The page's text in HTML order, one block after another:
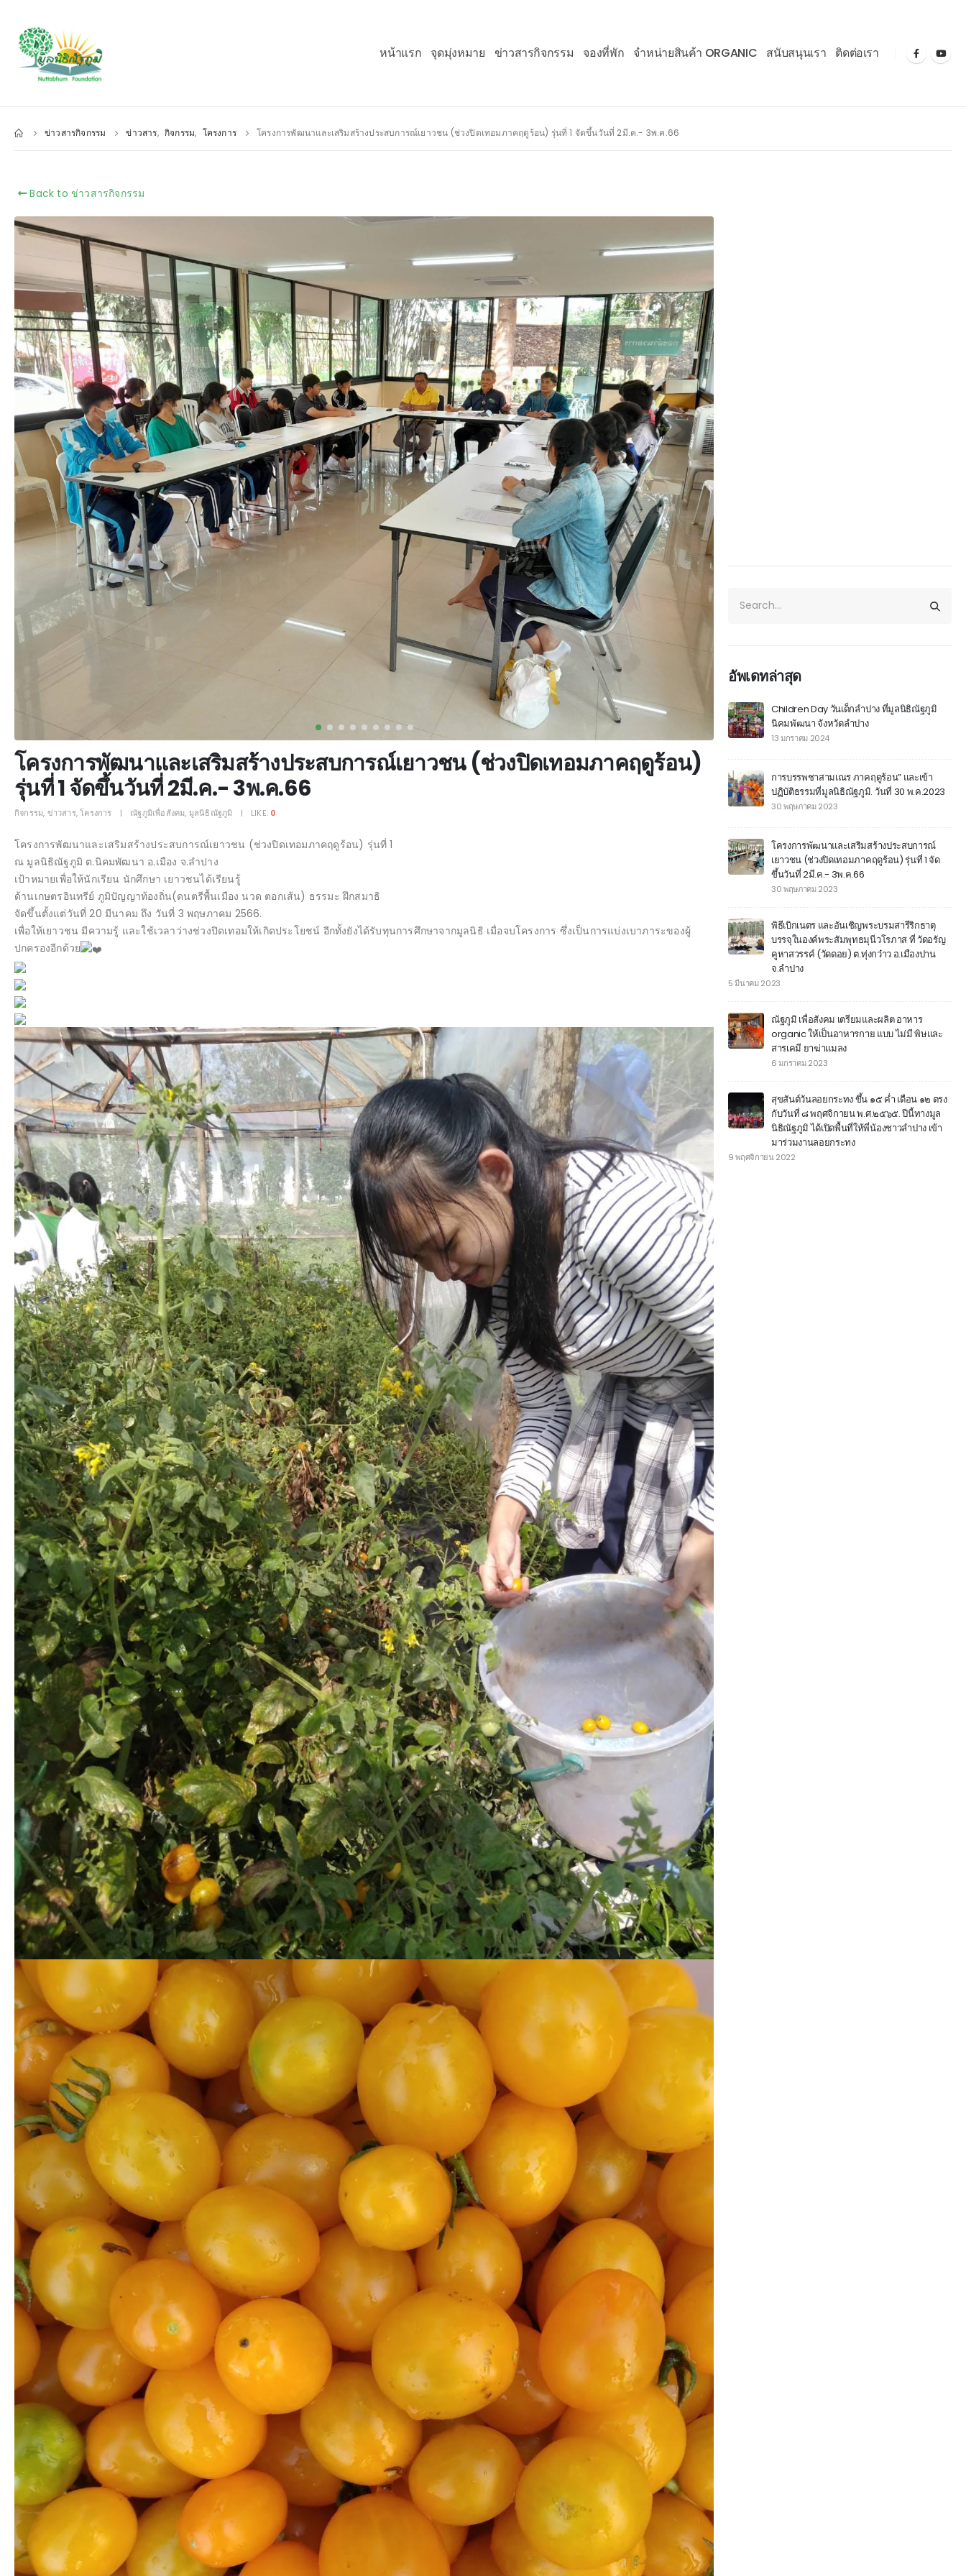
หน้าแรก จุดมุ่งหมาย ข่าวสารกิจกรรม จองที่พัก จำหน่ายสินค้า ORGANIC สนับสนุนเรา ติดต่อเรา
ข่าวสารกิจกรรม ข่าวสาร, กิจกรรม, โครงการ โครงการพัฒนาและเสริมสร้างประสบการณ์เยาวชน (ช่วงปิดเทอมภาคฤดูร้อน) รุ่นที่ 1 จัดขึ้นวันที่ 2มี.ค.- 3พ.ค.66
Back to ข่าวสารกิจกรรม
โครงการพัฒนาและเสริมสร้างประสบการณ์เยาวชน (ช่วงปิดเทอมภาคฤดูร้อน)
รุ่นที่ 1 จัดขึ้นวันที่ 2มี.ค.- 3พ.ค.66
กิจกรรม, ข่าวสาร,โครงการ ณัฐภูมิเพื่อสังคม, มูลนิธิณัฐภูมิ LIKE: 0
โครงการพัฒนาและเสริมสร้างประสบการณ์เยาวชน (ช่วงปิดเทอมภาคฤดูร้อน) รุ่นที่ 1
ณ มูลนิธิณัฐภูมิ ต.นิคมพัฒนา อ.เมือง จ.ลำปาง
เป้าหมายเพื่อให้นักเรียน นักศึกษา เยาวชนได้เรียนรู้
ด้านเกษตรอินทรีย์ ภูมิปัญญาท้องถิ่น(ดนตรีพื้นเมือง นวด ตอกเส้น) ธรรมะ ฝึกสมาธิ
จัดขึ้นตั้งแต่วันที่ 20 มีนาคม ถึง วันที่ 3 พฤษภาคม 2566.
เพื่อให้เยาวชน มีความรู้ และใช้เวลาว่างช่วงปิดเทอมให้เกิดประโยชน์ อีกทั้งยังได้รับทุนการศึกษาจากมูลนิธิ เมื่อจบโครงการ ซึ่งเป็นการแบ่งเบาภาระของผู้
ปกครองอีกด้วย
อัพเดทล่าสุด
Children Day วันเด็กลำปาง ที่มูลนิธิณัฐภูมิ
นิคมพัฒนา จังหวัดลำปาง
13 มกราคม 2024
การบรรพชาสามเณร ภาคฤดูร้อน” และเข้า
ปฏิบัติธรรมที่มูลนิธิณัฐภูมิ. วันที่ 30 พ.ค.2023
30 พฤษภาคม 2023
โครงการพัฒนาและเสริมสร้างประสบการณ์
เยาวชน (ช่วงปิดเทอมภาคฤดูร้อน) รุ่นที่ 1 จัด
ขึ้นวันที่ 2มี.ค.- 3พ.ค.66
30 พฤษภาคม 2023
พิธีเบิกเนตร และอันเชิญพระบรมสารีริกธาตุ
บรรจุในองค์พระสัมพุทธมุนีวโรภาส ที่ วัดอรัญ
คูหาสวรรค์ (วัดดอย) ต.ทุ่งกว๋าว อ.เมืองปาน
จ.ลำปาง
5 มีนาคม 2023
ณัฐภูมิ เพื่อสังคม เตรียมและผลิต อาหาร
organic ให้เป็นอาหารกาย แบบ ไม่มี พิษและ
สารเคมี ยาฆ่าแมลง
6 มกราคม 2023
สุขสันต์วันลอยกระทง ขึ้น ๑๕ ค่ำ เดือน ๑๒ ตรง
กับวันที่ ๘ พฤศจิกายน พ.ศ.๒๕๖๕. ปีนี้ทางมูล
นิธิณัฐภูมิ ได้เปิดพื้นที่ให้พี่น้องชาวลำปาง เข้า
มาร่วมงานลอยกระทง
9 พฤศจิกายน 2022